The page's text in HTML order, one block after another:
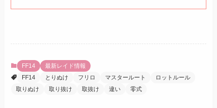
FF14
最新レイド情報
FF14
とりぬけ フリロ マスタールート
ロットルール
取りぬけ
取り抜け 取抜け 違い 零式